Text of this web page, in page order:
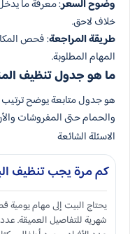
وضوح السعر: معرفة ما
خلاف لاحق.
طريقة المراجعة: فحص
المهام المطلوبة.
ما هو جدول تنظيف
هو جدول متابعة يوضح
والحمام حتى المفروشات
الاسئلة الشائعة
كم مرة يجب تنظيف
يحتاج البيت إلى مهام
شهرية للتفاصيل العميقة.